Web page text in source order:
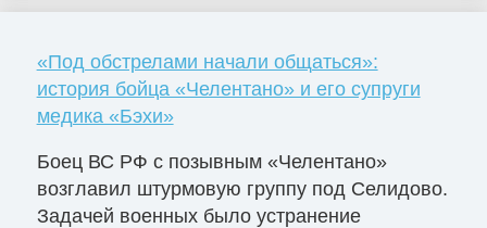
«Под обстрелами начали общаться»:
история бойца «Челентано» и его супруги
медика «Бэхи»
Боец ВС РФ с позывным «Челентано»
возглавил штурмовую группу под Селидово.
Задачей военных было устранение